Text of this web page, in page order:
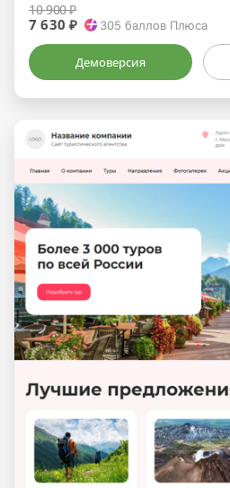
10 900 ₽
7 630 ₽ 305 баллов Плюса
Демоверсия